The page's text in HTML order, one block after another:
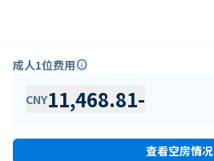
成人1位费用info
CNY11,468.81-
查看空房情况